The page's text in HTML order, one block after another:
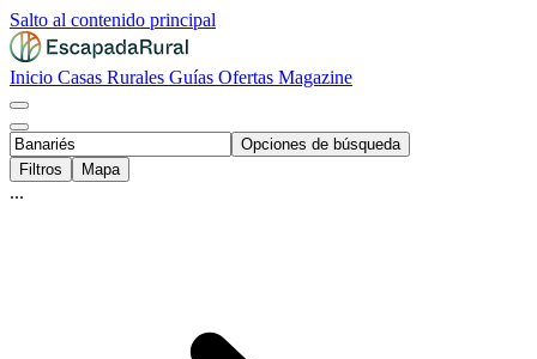
Salto al contenido principal
Inicio Casas Rurales Guías Ofertas Magazine
Opciones de búsqueda
Filtros
Mapa
...